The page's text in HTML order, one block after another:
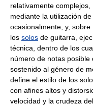
relativamente
mediante la utilización
ocasionalmente, y,
los solos de guitarra,
técnica, dentro de los
número de notas
sostenido al género de
define el estilo de los
con afines altos y
velocidad y la crudeza